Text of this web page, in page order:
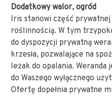
Dodatkowy walor, ogród
Iris stanowi część
roślinnością. W tym
do dyspozycji prywatną
krzesła, pozwalające na
leżak do opalania. Weranda
do Waszego wyłącznego
Ofertę dopełnia prywatne